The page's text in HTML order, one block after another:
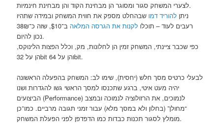
לצערי המשחק סגור ומסוגר הן מבחינת הקוד והן מבחינת חינמיות.
ניתן להוריד דמו שבהחלט מספק את חווית המשחק ובמידה שתהיו
רעבים לעוד – תוכלו לקנות את הגרסה המלאה
ב־$10, שזה כ־38₪
נכון להיום.
כפי שכבר ציינתי, המשחק זמין הן לחלונות, מק, וכלל הפצות הלינוקס,
הן על 32bit והן על 64bit.
לבעלי כרטיס מסך חלש (יחסית), שימו לב: המשחק בהפעלה הראשונה
יהיה מעט איטי, ברגע שתכנסו למסך הראשי גשו להגדרות ושנו
הביצועים (Performance) לנמוכים, את הרזולוציה לנמוכה ובמצב
“מחולן” (בחלון ולא במסך מלא) עבור זמני תגובה מרביים. כמו־כן
מומלץ לסגור תכנות כבדות כמו הדפדפן לפני הפעלת המשחק.